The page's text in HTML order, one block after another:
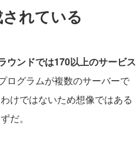
れている
ウンドでは170以上のサービス
ログラムが複数のサーバーで
けではないため想像ではある
だ。